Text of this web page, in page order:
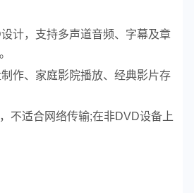
计，支持多声道音频、字幕及章
作、家庭影院播放、经典影片存
不适合网络传输;在非DVD设备上